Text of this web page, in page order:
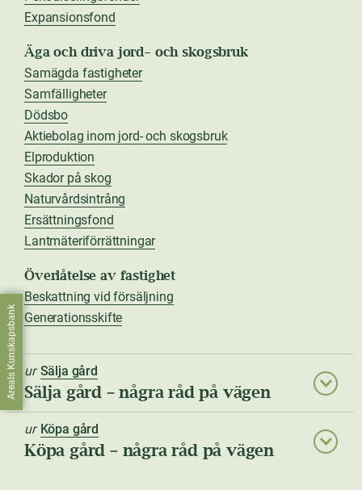
Areals Kunskapsbank
Expansionsfond
Äga och driva jord- och skogsbruk
Samägda fastigheter
Samfälligheter
Dödsbo
Aktiebolag inom jord- och skogsbruk
Elproduktion
Skador på skog
Naturvårdsintrång
Ersättningsfond
Lantmäteriförrättningar
Överlåtelse av fastighet
Beskattning vid försäljning
Generationsskifte
ur Sälja gård
Sälja gård – några råd på vägen
ur Köpa gård
Köpa gård – några råd på vägen